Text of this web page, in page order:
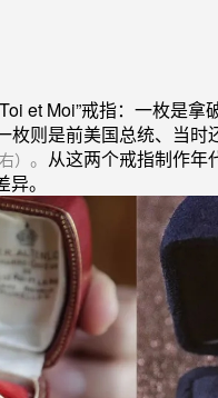
et Moi”戒指：一枚是拿
枚则是前美国总统、当
右） 。 从这两个戒指制作年
。